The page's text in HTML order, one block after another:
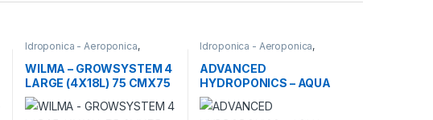
Idroponica - Aeroponica,
Sistemi Idroponici
WILMA – GROWSYSTEM 4
LARGE (4X18L) 75 CMX75
CMX20 CM
Idroponica - Aeroponica,
Sistemi Idroponici
ADVANCED
HYDROPONICS – AQUA
SYSTEM + OMAGGIO
DUTCH FORMULA 3X0.5L